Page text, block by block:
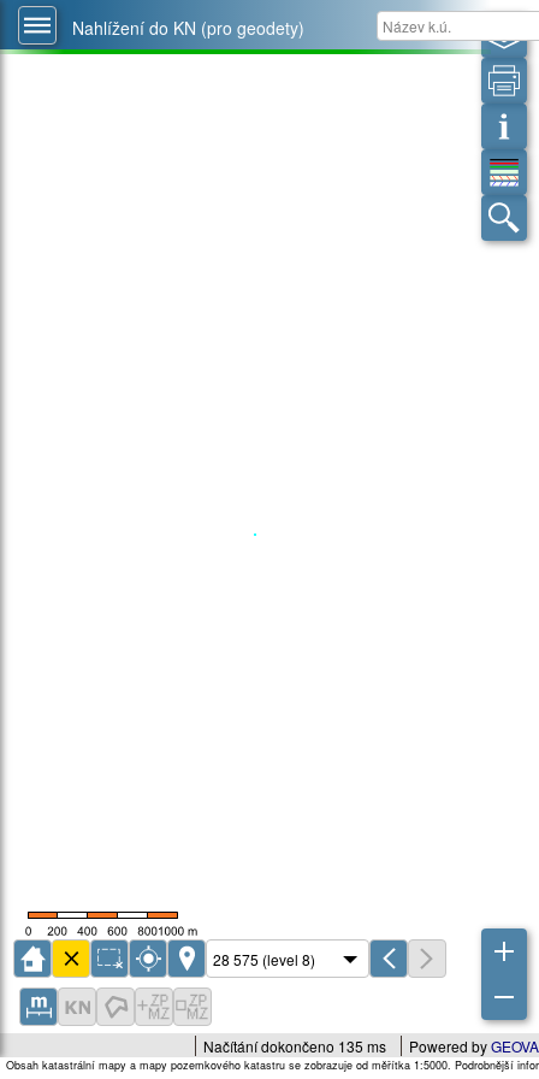
Nahlížení do KN (pro geodety)
Powered by
Načítání dokončeno 135 ms
Obsah katastrální mapy a mapy pozemkového katastru se zobrazuje od měřítka 1:5000. Podrobnější